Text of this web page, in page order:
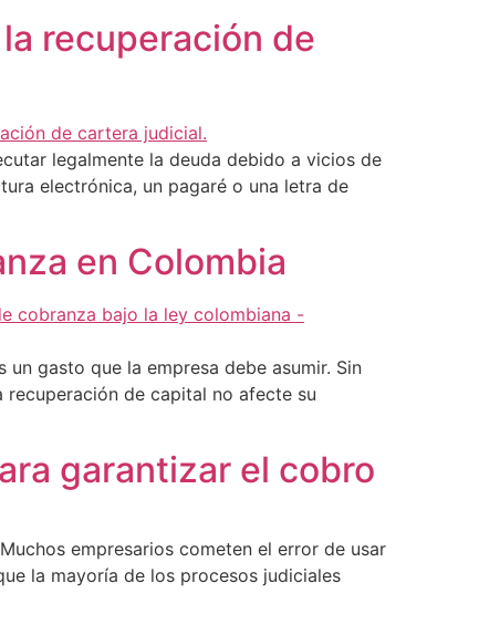
recuperación de
legalmente la deuda debido a vicios de
electrónica, un pagaré o una letra de
en Colombia
gasto que la empresa debe asumir. Sin
recuperación de capital no afecte su
garantizar el cobro
empresarios cometen el error de usar
la mayoría de los procesos judiciales